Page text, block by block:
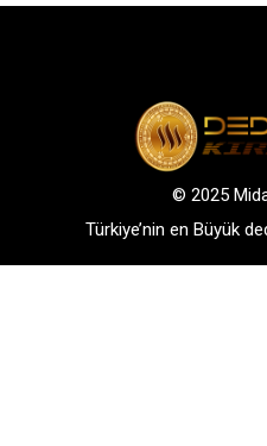
© 2025
Türkiye’nin en Büyük